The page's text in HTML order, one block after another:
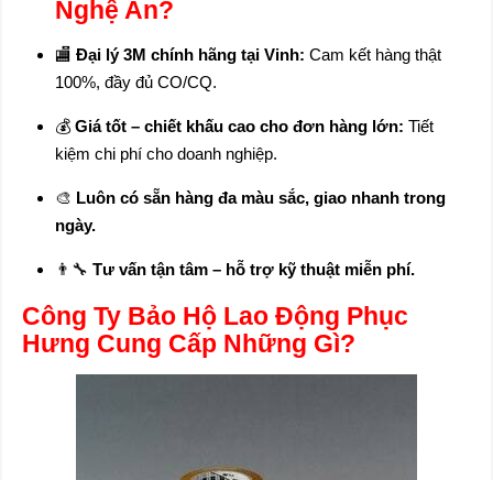
Nghệ An?
🏬Đại lý 3M chính hãng tại Vinh: Cam kết hàng thật
100%, đầy đủ CO/CQ.
💰Giá tốt – chiết khấu cao cho đơn hàng lớn: Tiết
kiệm chi phí cho doanh nghiệp.
🎨 Luôn có sẵn hàng đa màu sắc, giao nhanh trong
ngày.
👨‍🔧Tư vấn tận tâm – hỗ trợ kỹ thuật miễn phí.
Công Ty Bảo Hộ Lao Động Phục
Hưng Cung Cấp Những Gì?